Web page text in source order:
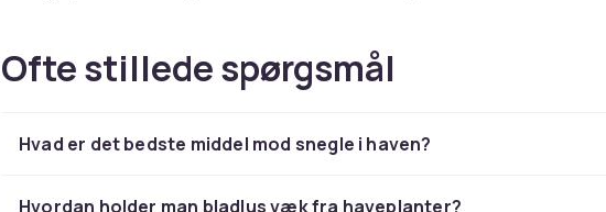
Vælg rigtigt
Grov tråd passer til tykkere bevoksning, tyndere tråd er bedre ved finere
ukrudtsklippertilbehørogspolehylstre.
Ofte stillede spørgsmål
Hvad er det bedste middel mod snegle i haven?
Hvordan holder man bladlus væk fra haveplanter?